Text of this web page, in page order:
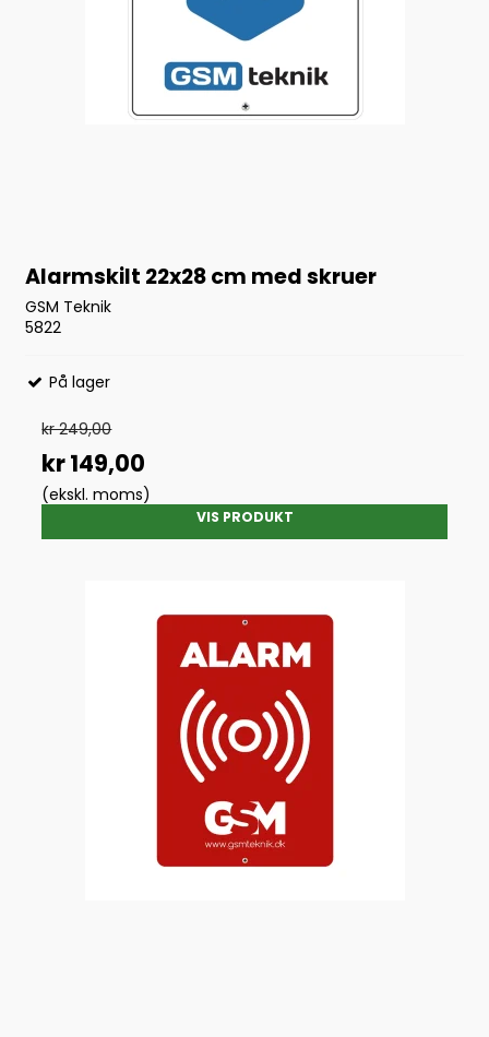
Alarmskilt 22x28 cm med skruer
GSM Teknik
5822
På lager
kr 249,00
kr 149,00
(ekskl. moms)
VIS PRODUKT